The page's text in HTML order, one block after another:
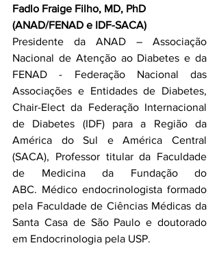
Fadlo Fraige Filho, MD, PhD
(ANAD/FENAD e IDF-SACA)
Presidente da ANAD – Associação
Nacional de Atenção ao Diabetes e da
FENAD - Federação Nacional das
Associações e Entidades de Diabetes,
Chair-Elect da Federação Internacional
de Diabetes (IDF) para a Região da
América do Sul e América Central
(SACA), Professor titular da Faculdade
de Medicina da Fundação do
ABC. Médico endocrinologista formado
pela Faculdade de Ciências Médicas da
Santa Casa de São Paulo e doutorado
em Endocrinologia pela USP.